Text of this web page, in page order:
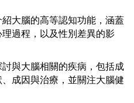
大腦的高等認知功能，涵蓋
過程，以及性別差異的影
與大腦相關的疾病，包括成
成因與治療，並關注大腦健